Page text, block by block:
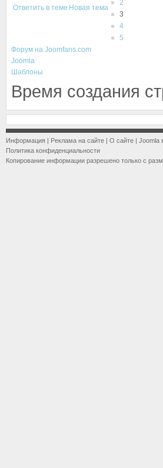
Ответить в теме Новая тема
2
3
4
5
Форум на Joomfans.com
Joomla
Шаблоны
Время создания
Информация | Реклама на сайте | О сайте | Joomla
Политика конфиденциальности
Копирование информации разрешено только с